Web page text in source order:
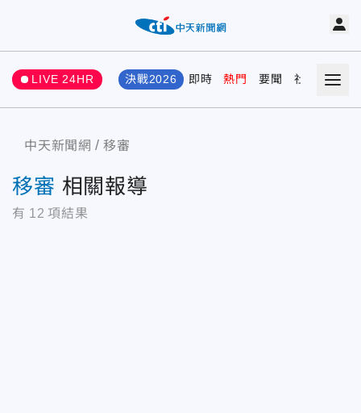
LIVE 24HR 決戰2026 即時 熱門 要聞 社會 娛樂
中天新聞網 移審
移審 相關報導
有 12 項結果